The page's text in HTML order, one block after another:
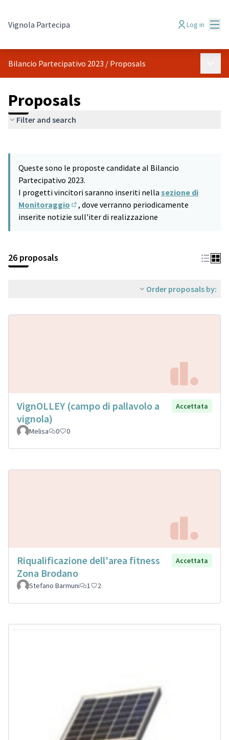
Vignola Partecipa Log in
Bilancio Partecipativo 2023 / Proposals
Proposals
Filter and search
−
Queste sono le proposte candidate al Bilancio
Partecipativo 2023.
I progetti vincitori saranno inseriti nella sezione di
Monitoraggio
(Opens in new tab)
, dove verranno periodicamente
inserite notizie sull'iter di realizzazione
26 proposals
Order proposals by:
VignOLLEY (campo di pallavolo a
vignola)
Accettata
Melisa 0 0
Riqualificazione dell'area fitness
Zona Brodano
Accettata
Stefano Barmuni 1 2